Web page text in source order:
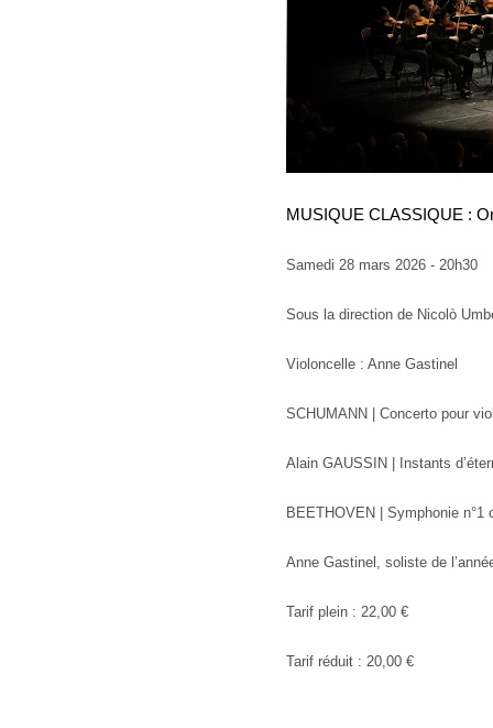
MUSIQUE CLASSIQUE :
Samedi 28 mars 2026 - 20h30
Sous la direction de Nicolò
Violoncelle : Anne Gastinel
SCHUMANN | Concerto pour
Alain GAUSSIN | Instants
BEETHOVEN | Symphonie n°1
Anne Gastinel, soliste de
Tarif plein : 22,00 €
Tarif réduit : 20,00 €